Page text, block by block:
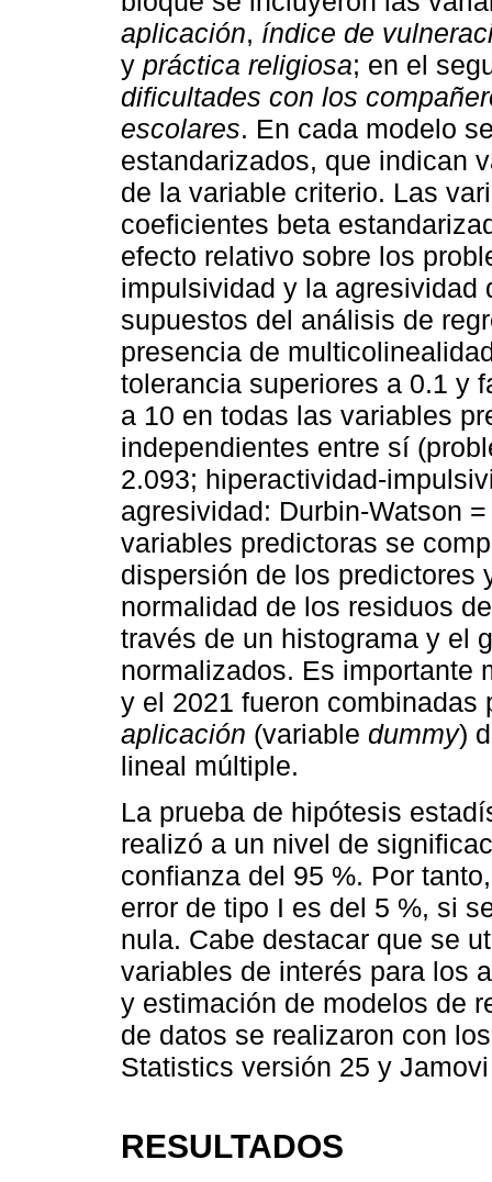
aplicación, índice de
y práctica religiosa; en el
dificultades con los
escolares. En cada modelo
estandarizados, que indican
de la variable criterio. Las
coeficientes beta
efecto relativo sobre los
impulsividad y la agresividad
supuestos del análisis de
presencia de
tolerancia superiores a 0.1 y
a 10 en todas las variables
independientes entre sí
2.093; hiperactividad-
agresividad: Durbin-Watson
variables predictoras se
dispersión de los predictores
normalidad de los residuos
través de un histograma y el
normalizados. Es importante
y el 2021 fueron
aplicación (variable dummy)
lineal múltiple.
La prueba de hipótesis
realizó a un nivel de
confianza del 95 %. Por
error de tipo I es del 5 %, si
nula. Cabe destacar que se
variables de interés para los
y estimación de modelos de
de datos se realizaron con
Statistics versión 25 y
RESULTADOS